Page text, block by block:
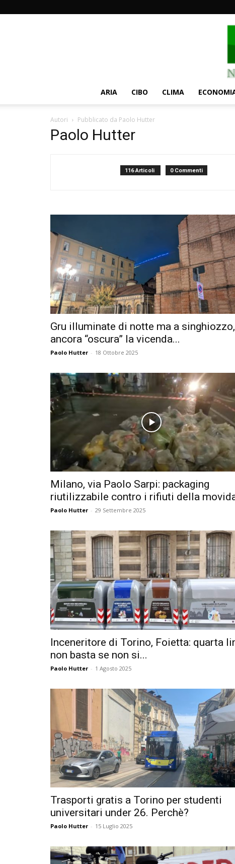
ARIA CIBO CLIMA
Autori Pubblicato da Paolo Hutter
Paolo Hutter
116 Articoli 0 Commenti
Gru illuminate di notte ma a singhiozzo,
ancora “oscura” la vicenda...
Paolo Hutter - 18 Ottobre 2025
Milano, via Paolo Sarpi: packaging
riutilizzabile contro i rifiuti della
Paolo Hutter - 29 Settembre 2025
Inceneritore di Torino, Foietta: quarta
non basta se non si...
Paolo Hutter - 1 Agosto 2025
Trasporti gratis a Torino per studenti
universitari under 26. Perchè?
Paolo Hutter - 15 Luglio 2025